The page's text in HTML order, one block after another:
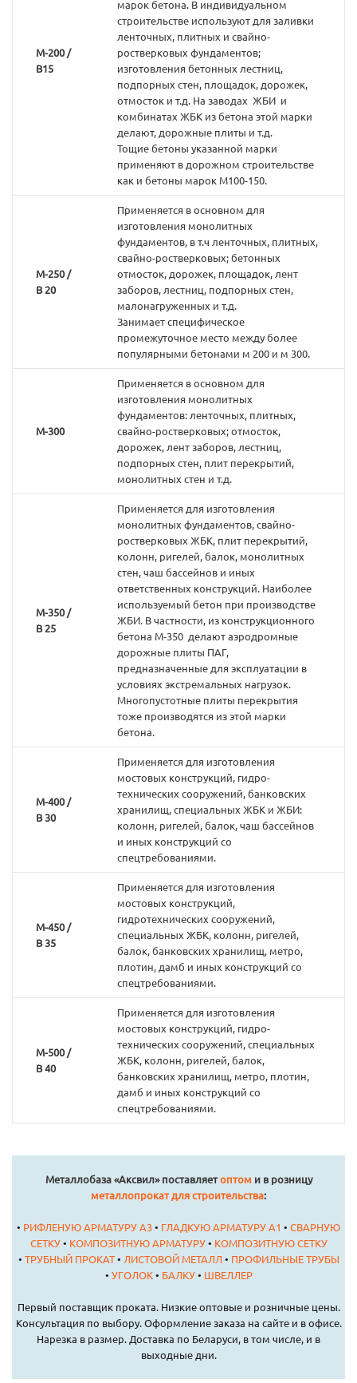
М-200 /
В15
марок бетона. В индивидуальном
строительстве используют для заливки
ленточных, плитных и свайно-
ростверковых фундаментов;
изготовления бетонных лестниц,
подпорных стен, площадок, дорожек,
отмосток и т.д. На заводах ЖБИ и
комбинатах ЖБК из бетона этой марки
делают, дорожные плиты и т.д.
Тощие бетоны указанной марки
применяют в дорожном строительстве
как и бетоны марок М100-150.
М-250 /
В 20
Применяется в основном для
изготовления монолитных
фундаментов, в т.ч ленточных, плитных,
свайно-ростверковых; бетонных
отмосток, дорожек, площадок, лент
заборов, лестниц, подпорных стен,
малонагруженных и т.д.
Занимает специфическое
промежуточное место между более
популярными бетонами м 200 и м 300.
М-300
Применяется в основном для
изготовления монолитных
фундаментов: ленточных, плитных,
свайно-ростверковых; отмосток,
дорожек, лент заборов, лестниц,
подпорных стен, плит перекрытий,
монолитных стен и т.д.
М-350 /
В 25
Применяется для изготовления
монолитных фундаментов, свайно-
ростверковых ЖБК, плит перекрытий,
колонн, ригелей, балок, монолитных
стен, чаш бассейнов и иных
ответственных конструкций. Наиболее
используемый бетон при производстве
ЖБИ. В частности, из конструкционного
бетона М-350 делают аэродромные
дорожные плиты ПАГ,
предназначенные для эксплуатации в
условиях экстремальных нагрузок.
Многопустотные плиты перекрытия
тоже производятся из этой марки
бетона.
М-400 /
В 30
Применяется для изготовления
мостовых конструкций, гидро-
технических сооружений, банковских
хранилищ, специальных ЖБК и ЖБИ:
колонн, ригелей, балок, чаш бассейнов
и иных конструкций со
спецтребованиями.
М-450 /
В 35
Применяется для изготовления
мостовых конструкций,
гидротехнических сооружений,
специальных ЖБК, колонн, ригелей,
балок, банковских хранилищ, метро,
плотин, дамб и иных конструкций со
спецтребованиями.
М-500 /
В 40
Применяется для изготовления
мостовых конструкций, гидро-
технических сооружений, специальных
ЖБК, колонн, ригелей, балок,
банковских хранилищ, метро, плотин,
дамб и иных конструкций со
спецтребованиями.
Металлобаза «Аксвил» поставляетоптом и в розницу
металлопрокат для строительства:
• РИФЛЕНУЮ АРМАТУРУ А3• ГЛАДКУЮ АРМАТУРУ А1 • СВАРНУЮ
СЕТКУ• КОМПОЗИТНУЮ АРМАТУРУ• КОМПОЗИТНУЮ СЕТКУ
• ТРУБНЫЙ ПРОКАТ• ЛИСТОВОЙ МЕТАЛЛ • ПРОФИЛЬНЫЕ ТРУБЫ
• УГОЛОК• БАЛКУ• ШВЕЛЛЕР
Первый поставщик проката. Низкие оптовые и розничные цены.
Консультация по выбору. Оформление заказа на сайте и в офисе.
Нарезка в размер. Доставка по Беларуси, в том числе, и в
выходные дни.